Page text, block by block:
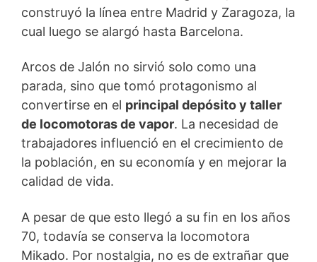
construyó la línea entre Madrid y Zaragoza, la
cual luego se alargó hasta Barcelona.
Arcos de Jalón no sirvió solo como una
parada, sino que tomó protagonismo al
convertirse en el principal depósito y taller
de locomotoras de vapor. La necesidad de
trabajadores influenció en el crecimiento de
la población, en su economía y en mejorar la
calidad de vida.
A pesar de que esto llegó a su fin en los años
70, todavía se conserva la locomotora
Mikado. Por nostalgia, no es de extrañar que